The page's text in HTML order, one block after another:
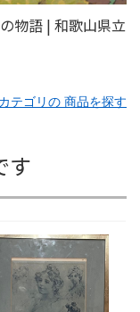
テゴリの 商品を探す
す